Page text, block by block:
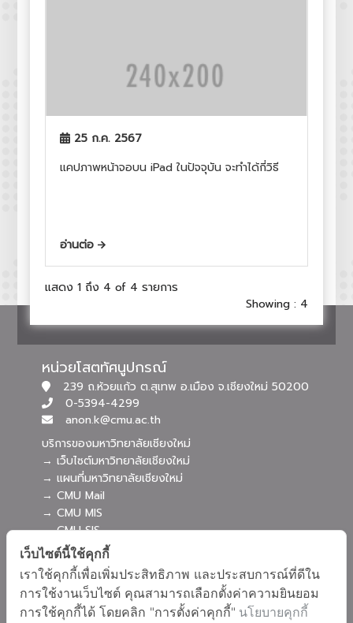
25 ก.ค. 2567
แคปภาพหน้าจอบน iPad ในปัจจุบัน จะทำได้กี่วิธี
อ่านต่อ
แสดง 1 ถึง 4 of 4 รายการ
Showing : 4
หน่วยโสตทัศนูปกรณ์
239 ถ.ห้วยแก้ว ต.สุเทพ อ.เมือง จ.เชียงใหม่ 50200
0-5394-4299
anon.k@cmu.ac.th
บริการของมหาวิทยาลัยเชียงใหม่
→ เว็บไซต์มหาวิทยาลัยเชียงใหม่
→ แผนที่มหาวิทยาลัยเชียงใหม่
→ CMU Mail
→ CMU MIS
→ CMU SIS
→ CMU WiFi
บริการของคณะศึกษาศาสตร์
→ เว็บไซต์คณะศึกษาศาสตร์
→ ระบบจัดการเว็บไซต์
เว็บไซต์นี้ใช้คุกกี้
เราใช้คุกกี้เพื่อเพิ่มประสิทธิภาพ และประสบการณ์ที่ดีใน
การใช้งานเว็บไซต์ คุณสามารถเลือกตั้งค่าความยินยอม
การใช้คุกกี้ได้ โดยคลิก "การตั้งค่าคุกกี้" นโยบายคุกกี้